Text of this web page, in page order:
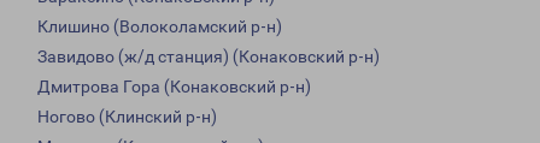
Клишино (Волоколамский р-н)
Завидово (ж/д станция) (Конаковский р-н)
Дмитрова Гора (Конаковский р-н)
Ногово (Клинский р-н)